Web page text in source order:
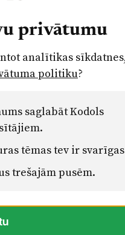
tiesiskās
norādīts, ka
Baldones,
novados (par
minimumam
redakcijā bez šo
privātumu
analītikas
politiku?
saglabāt Kodols
tēmas tev ir
trešajām pusēm.